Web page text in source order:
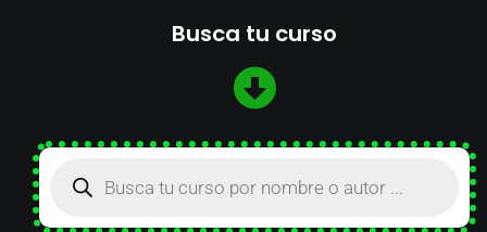
Busca tu curso